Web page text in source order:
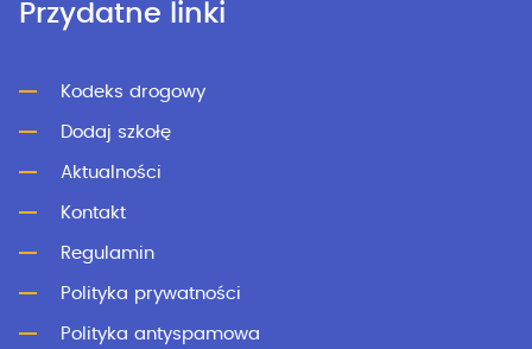
Przydatne linki
Kodeks drogowy
Dodaj szkołę
Aktualności
Kontakt
Regulamin
Polityka prywatności
Polityka antyspamowa